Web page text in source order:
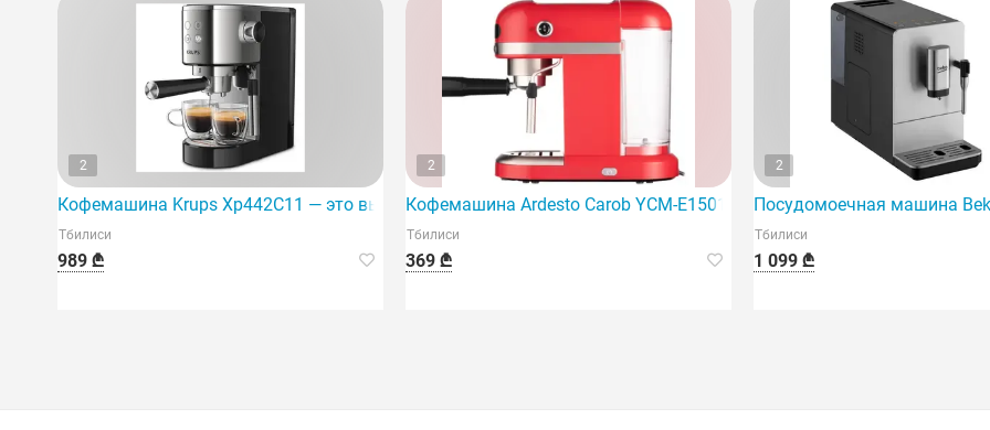
2
Кофемашина Krups Xp442C11 — это высококачественная эспрессо-машина мощностью 1450 Вт.
Тбилиси
989 ₾
2
Кофемашина Ardesto Carob YCM-E1501
Тбилиси
369 ₾
2
Посудомоечная машина
Тбилиси
1 099 ₾